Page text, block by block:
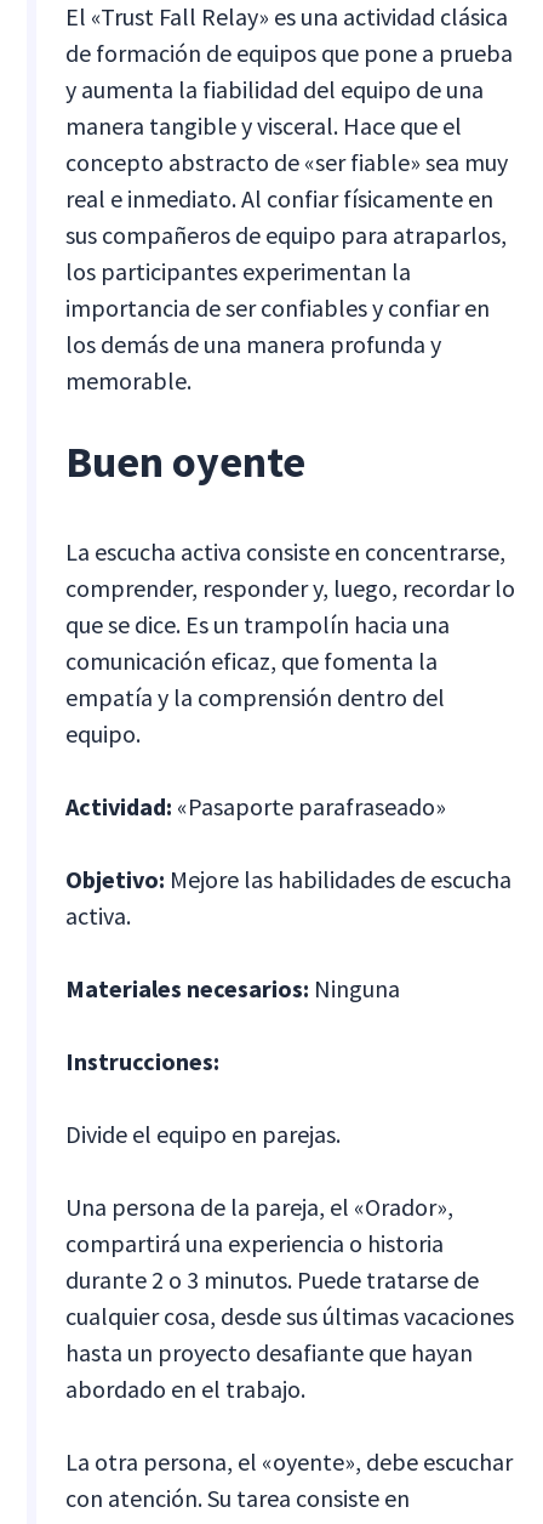
El «Trust Fall Relay» es una actividad clásica
de formación de equipos que pone a prueba
y aumenta la fiabilidad del equipo de una
manera tangible y visceral. Hace que el
concepto abstracto de «ser fiable» sea muy
real e inmediato. Al confiar físicamente en
sus compañeros de equipo para atraparlos,
los participantes experimentan la
importancia de ser confiables y confiar en
los demás de una manera profunda y
memorable.
Buen oyente
La escucha activa consiste en concentrarse,
comprender, responder y, luego, recordar lo
que se dice. Es un trampolín hacia una
comunicación eficaz, que fomenta la
empatía y la comprensión dentro del
equipo.
Actividad: «Pasaporte parafraseado»
Objetivo: Mejore las habilidades de escucha
activa.
Materiales necesarios: Ninguna
Instrucciones:
Divide el equipo en parejas.
Una persona de la pareja, el «Orador»,
compartirá una experiencia o historia
durante 2 o 3 minutos. Puede tratarse de
cualquier cosa, desde sus últimas vacaciones
hasta un proyecto desafiante que hayan
abordado en el trabajo.
La otra persona, el «oyente», debe escuchar
con atención. Su tarea consiste en